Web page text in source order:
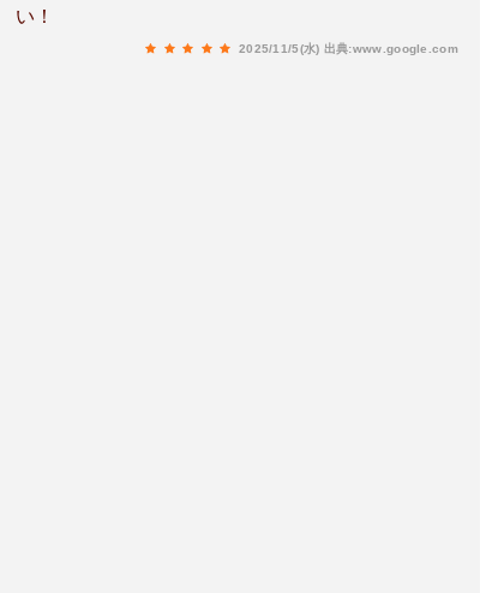
い！
2025/11/5(水) 出典:www.google.com